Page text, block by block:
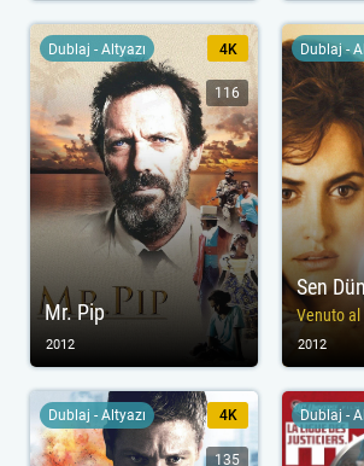
Mr. Pip
Dublaj - Altyazı 4K
116
2012
Sen
Venuto
Dublaj -
2012
Dublaj - Altyazı 4K
135
Dublaj -